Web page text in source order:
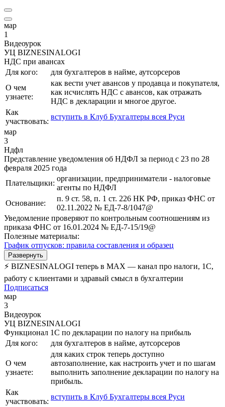
мар
1
Видеоурок
УЦ BIZNESINALOGI
НДС при авансах
Для кого:
для бухгалтеров в найме, аутсорсеров
О чем
узнаете:
как вести учет авансов у продавца и покупателя,
как исчислять НДС с авансов, как отражать
НДС в декларации и многое другое.
Как
участвовать:
вступить в Клуб Бухгалтеры всея Руси
мар
3
Ндфл
Представление уведомления об НДФЛ за период с 23 по 28
февраля 2025 года
Плательщики:
организации, предприниматели - налоговые
агенты по НДФЛ
Основание:
п. 9 ст. 58, п. 1 ст. 226 НК РФ, приказ ФНС от
02.11.2022 № ЕД-7-8/1047@
Уведомление проверяют по контрольным соотношениям из
приказа ФНС от 16.01.2024 № ЕД-7-15/19@
Полезные материалы:
График отпусков: правила составления и образец
Развернуть
⚡ BIZNESINALOGI теперь в MAX — канал про налоги, 1С,
работу с клиентами и здравый смысл в бухгалтерии
Подписаться
мар
3
Видеоурок
УЦ BIZNESINALOGI
Функционал 1С по декларации по налогу на прибыль
Для кого:
для бухгалтеров в найме, аутсорсеров
О чем
узнаете:
для каких строк теперь доступно
автозаполнение, как настроить учет и по шагам
выполнить заполнение декларации по налогу на
прибыль.
Как
участвовать:
вступить в Клуб Бухгалтеры всея Руси